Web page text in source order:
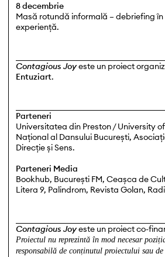
8 decembrie
Masă rotundă informală – debriefing
experiență.
Contagious Joyeste un proiect
Entuziart.
Parteneri
Universitatea din Preston / University
Național al Dansului București,
Direcție și Sens.
Parteneri Media
Bookhub, București FM, Ceașca de
Litera 9, Palindrom, Revista Golan,
Contagious Joyeste un proiect co-
Proiectul nu reprezintă în mod necesar
responsabilă de conținutul proiectului sau